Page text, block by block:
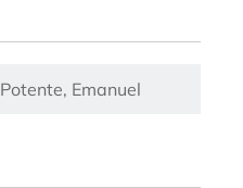
Potente, Emanuel